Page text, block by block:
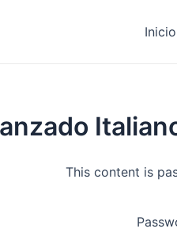
Inicio
This content is